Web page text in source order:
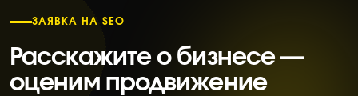
ЗАЯВКА НА SEO
Расскажите о бизнесе —
оценим продвижение